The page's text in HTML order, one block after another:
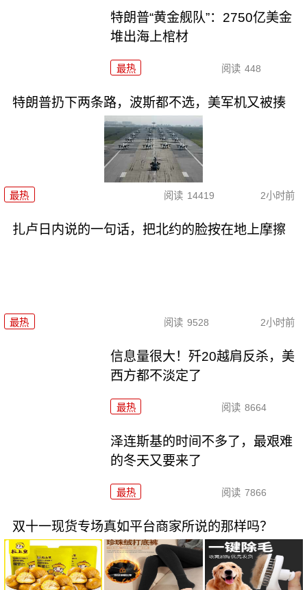
特朗普“黄金舰队”：2750亿美金
堆出海上棺材
最热 阅读 448
特朗普扔下两条路，波斯都不选，美军机又被揍
最热 阅读 14419 2小时前
扎卢日内说的一句话，把北约的脸按在地上摩擦
最热 阅读 9528 2小时前
信息量很大！歼20越肩反杀，美
西方都不淡定了
最热 阅读 8664
泽连斯基的时间不多了，最艰难
的冬天又要来了
最热 阅读 7866
双十一现货专场真如平台商家所说的那样吗？